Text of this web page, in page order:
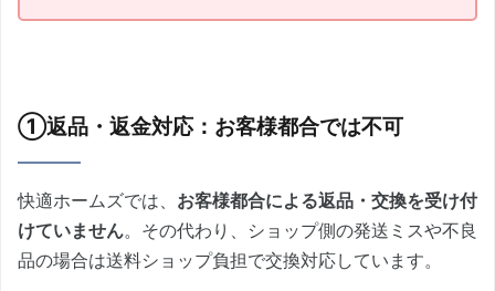
①返品・返金対応：お客様都合では不可
快適ホームズでは、 お客様都合による返品・交換を受け付
けていません。その代わり、ショップ側の発送ミスや不良
品の場合は送料ショップ負担で交換対応しています。